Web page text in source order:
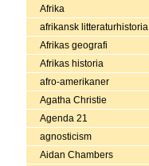
Afrika
afrikansk litteraturhistoria
Afrikas geografi
Afrikas historia
afro-amerikaner
Agatha Christie
Agenda 21
agnosticism
Aidan Chambers